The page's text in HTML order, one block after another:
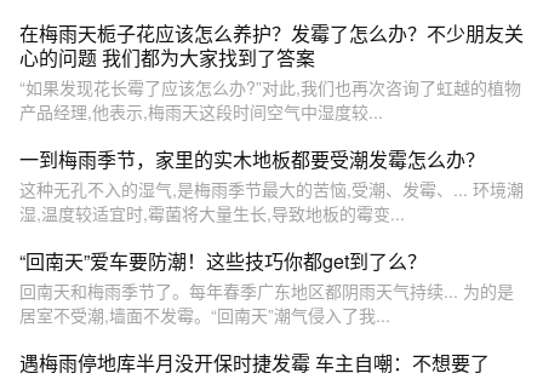
在梅雨天栀子花应该怎么养护？发霉了怎么办？不少朋友关
心的问题 我们都为大家找到了答案
“如果发现花长霉了应该怎么办?”对此,我们也再次咨询了虹越的植物
产品经理,他表示,梅雨天这段时间空气中湿度较...
一到梅雨季节，家里的实木地板都要受潮发霉怎么办？
这种无孔不入的湿气,是梅雨季节最大的苦恼,受潮、发霉、... 环境潮
湿,温度较适宜时,霉菌将大量生长,导致地板的霉变...
“回南天”爱车要防潮！这些技巧你都get到了么？
回南天和梅雨季节了。每年春季广东地区都阴雨天气持续... 为的是
居室不受潮,墙面不发霉。“回南天”潮气侵入了我...
遇梅雨停地库半月没开保时捷发霉 车主自嘲：不想要了